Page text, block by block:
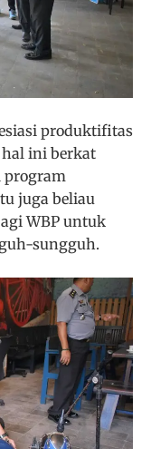
produktifitas
ini berkat
program
juga beliau
WBP untuk
sungguh.